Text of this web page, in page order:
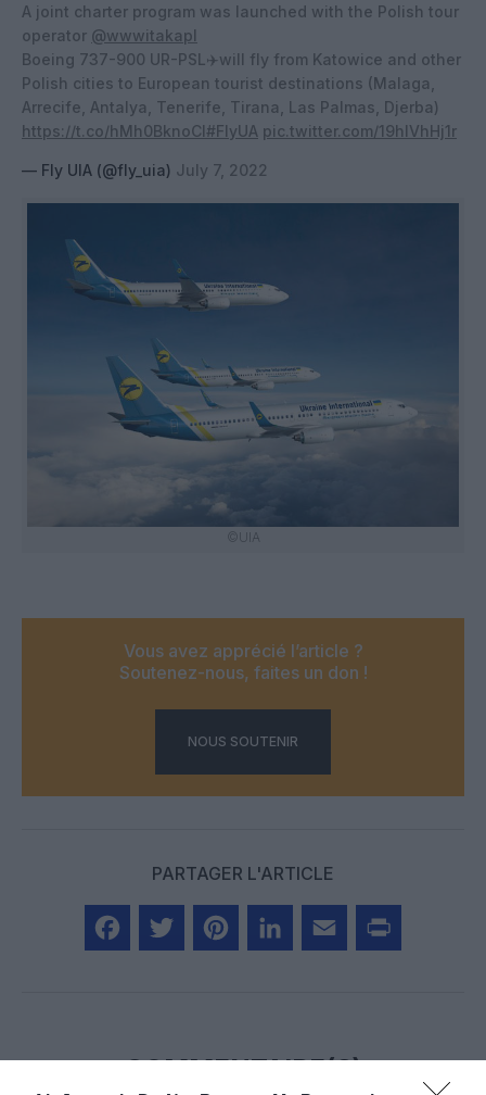
A joint charter program was launched with the Polish tour
operator @wwwitakapl
Boeing 737-900 UR-PSL✈️will fly from Katowice and other
Polish cities to European tourist destinations (Malaga,
Arrecife, Antalya, Tenerife, Tirana, Las Palmas, Djerba)
https://t.co/hMh0BknoCl#FlyUA pic.twitter.com/19hIVhHj1r
— Fly UIA (@fly_uia) July 7, 2022
©UIA
Vous avez apprécié l’article ?
Soutenez-nous, faites un don !
NOUS SOUTENIR
PARTAGER L'ARTICLE
COMMENTAIRE(S)